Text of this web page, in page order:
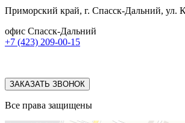
Приморский край, г. Спасск-Дальний, ул.
офис Спасск-Дальний
+7 (423) 209-00-15
ЗАКАЗАТЬ ЗВОНОК
Все права защищены